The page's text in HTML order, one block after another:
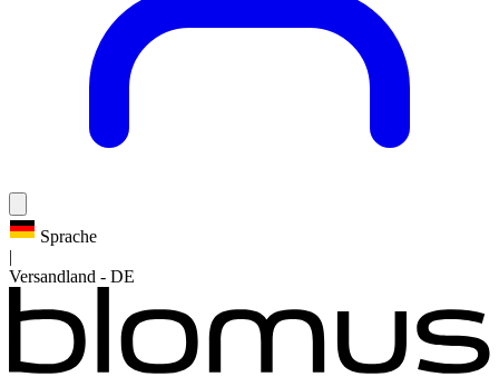
Sprache
|
Versandland - DE